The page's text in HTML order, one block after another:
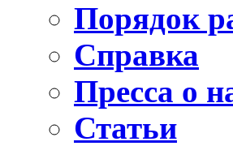
Порядок
Справка
Пресса о
Статьи